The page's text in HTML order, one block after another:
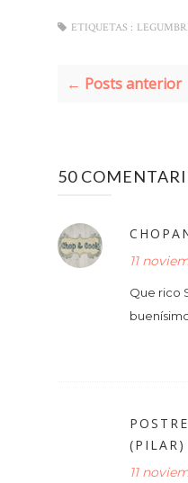
ETIQUETAS :
← Posts anterior
50
11
Que rico
(PILAR)
11